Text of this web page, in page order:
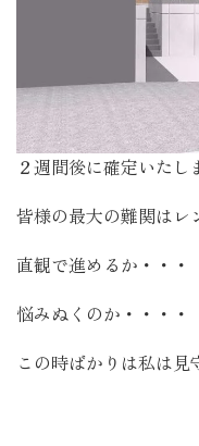
２週間後に確定いたし
皆様の最大の難関はレ
直観で進めるか・・・
悩みぬくのか・・・・
この時ばかりは私は見